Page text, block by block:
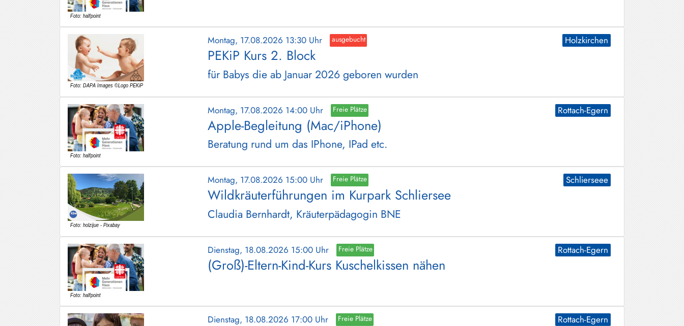
Montag, 17.08.2026 13:30 Uhr ausgebucht Holzkirchen
PEKiP Kurs 2. Block
für Babys die ab Januar 2026 geboren wurden
Montag, 17.08.2026 14:00 Uhr Freie Plätze Rottach-Egern
Apple-Begleitung (Mac/iPhone)
Beratung rund um das IPhone, IPad etc.
Montag, 17.08.2026 15:00 Uhr Freie Plätze Schlierseee
Wildkräuterführungen im Kurpark Schliersee
Claudia Bernhardt, Kräuterpädagogin BNE
Dienstag, 18.08.2026 15:00 Uhr Freie Plätze Rottach-Egern
(Groß)-Eltern-Kind-Kurs Kuschelkissen nähen
Dienstag, 18.08.2026 17:00 Uhr Freie Plätze Rottach-Egern